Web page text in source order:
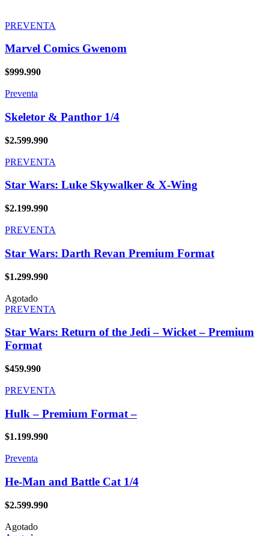
PREVENTA
Marvel Comics Gwenom
$999.990
Preventa
Skeletor & Panthor 1/4
$2.599.990
PREVENTA
Star Wars: Luke Skywalker & X-Wing
$2.199.990
PREVENTA
Star Wars: Darth Revan Premium Format
$1.299.990
Agotado
PREVENTA
Star Wars: Return of the Jedi – Wicket – Premium
Format
$459.990
PREVENTA
Hulk – Premium Format –
$1.199.990
Preventa
He-Man and Battle Cat 1/4
$2.599.990
Agotado